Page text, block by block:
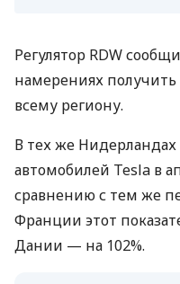
Регулятор RDW
намерениях
всему региону.
В тех же
автомобилей Tesla в
сравнению с тем же
Франции этот
Дании — на 102%.